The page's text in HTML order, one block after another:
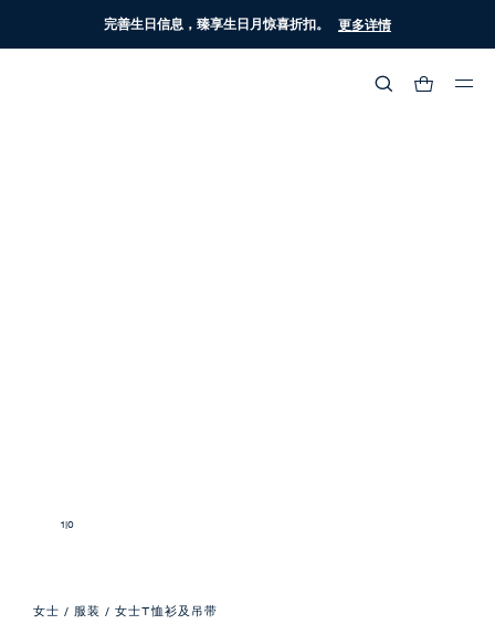
完善生日信息，臻享生日月惊喜折扣。 更多详情
1|0
女士 / 服装 / 女士T恤衫及吊带